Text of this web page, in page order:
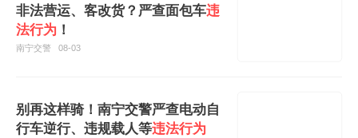
非法营运、客改货？严查面包车违
法行为 ！
南宁交警 08-03
别再这样骑！南宁交警严查电动自
行车逆行、违规载人等违法行为